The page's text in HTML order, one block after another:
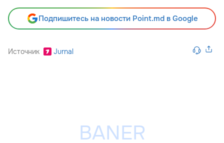
Подпишитесь на новости Point.md в Google
Источник Jurnal